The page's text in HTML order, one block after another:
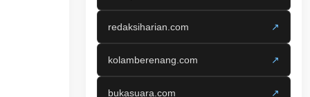
redaksiharian.com ↗
kolamberenang.com ↗
bukasuara.com ↗